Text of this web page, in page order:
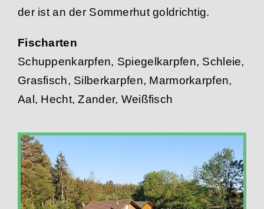
der ist an der Sommerhut goldrichtig.
Fischarten
Schuppenkarpfen, Spiegelkarpfen, Schleie,
Grasfisch, Silberkarpfen, Marmorkarpfen,
Aal, Hecht, Zander, Weißfisch